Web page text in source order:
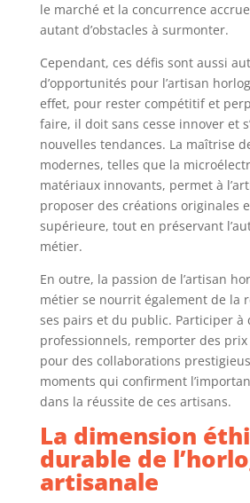
le marché et la concurrence
autant d’obstacles à surmonter.
Cependant, ces défis sont aussi
d’opportunités pour l’artisan
effet, pour rester compétitif et
faire, il doit sans cesse innover et
nouvelles tendances. La maîtrise
modernes, telles que la
matériaux innovants, permet à
proposer des créations originales
supérieure, tout en préservant
métier.
En outre, la passion de l’artisan
métier se nourrit également de la
ses pairs et du public. Participer à
professionnels, remporter des
pour des collaborations
moments qui confirment
dans la réussite de ces artisans.
La dimension
durable de
artisanale